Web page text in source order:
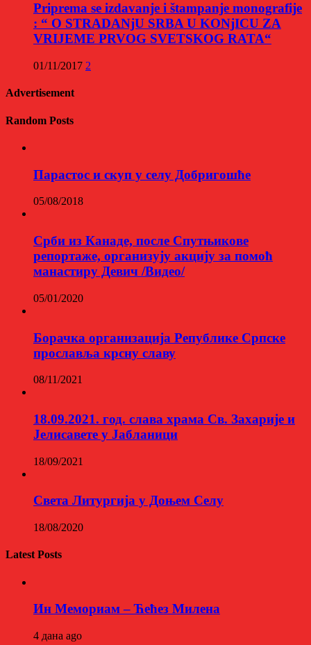
Priprema se izdavanje i štampanje monografije
: “ O STRADANjU SRBA U KONjICU ZA
VRIJEME PRVOG SVETSKOG RATA“
01/11/2017 2
Advertisement
Random Posts
Парастос и скуп у селу Добригошће
05/08/2018
Срби из Канаде, после Спутњикове
репортаже, организују акцију за помоћ
манастиру Девич /Видео/
05/01/2020
Борачка организација Републике Српске
прославља крсну славу
08/11/2021
18.09.2021. год. слава храма Св. Захарије и
Јелисавете у Јабланици
18/09/2021
Света Литургија у Доњем Селу
18/08/2020
Latest Posts
Ин Мемориам – Ћећез Милена
4 дана ago